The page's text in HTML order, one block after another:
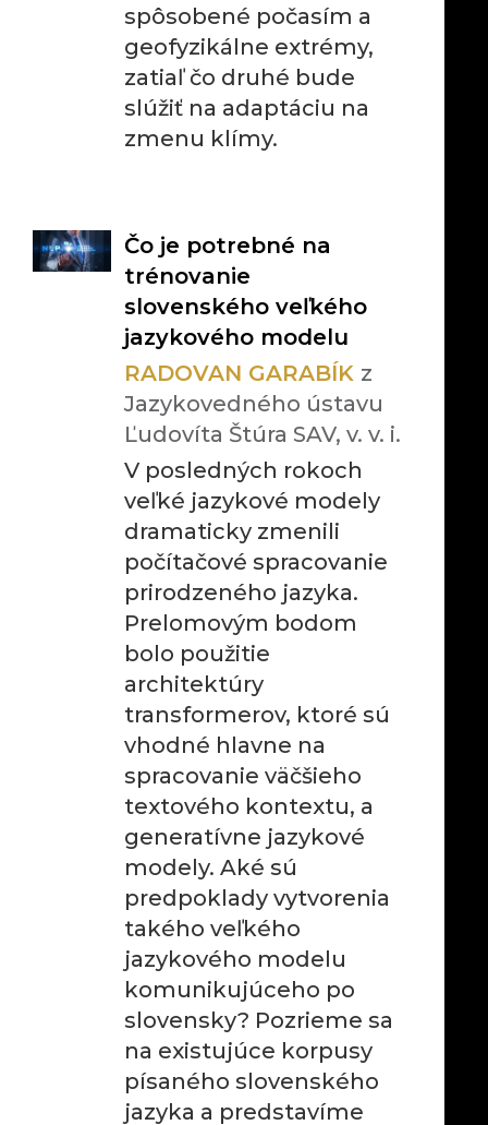
spôsobené počasím a
geofyzikálne extrémy,
zatiaľ čo druhé bude
slúžiť na adaptáciu na
zmenu klímy.
Čo je potrebné na
trénovanie
slovenského veľkého
jazykového modelu
RADOVAN GARABÍK z
Jazykovedného ústavu
Ľudovíta Štúra SAV, v. v. i.
V posledných rokoch
veľké jazykové modely
dramaticky zmenili
počítačové spracovanie
prirodzeného jazyka.
Prelomovým bodom
bolo použitie
architektúry
transformerov, ktoré sú
vhodné hlavne na
spracovanie väčšieho
textového kontextu, a
generatívne jazykové
modely. Aké sú
predpoklady vytvorenia
takého veľkého
jazykového modelu
komunikujúceho po
slovensky? Pozrieme sa
na existujúce korpusy
písaného slovenského
jazyka a predstavíme